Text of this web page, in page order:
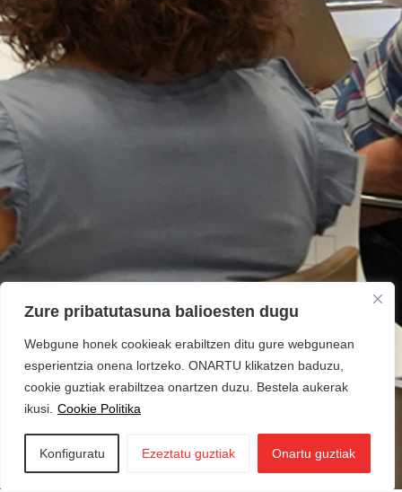
Zure pribatutasuna balioesten dugu
Webgune honek cookieak erabiltzen ditu gure webgunean
esperientzia onena lortzeko. ONARTU klikatzen baduzu,
cookie guztiak erabiltzea onartzen duzu. Bestela aukerak
ikusi. Cookie Politika
Konfiguratu Ezeztatu guztiak Onartu guztiak